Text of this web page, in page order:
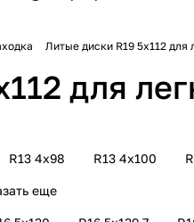
Литые
для
R13 4х98 R13 4х100
еще